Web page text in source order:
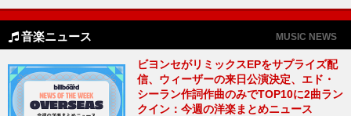
音楽ニュース MUSIC NEWS
ビヨンセがリミックスEPをサプライズ配
信、ウィーザーの来日公演決定、エド・
シーラン作詞作曲のみでTOP10に2曲ラン
クイン：今週の洋楽まとめニュース